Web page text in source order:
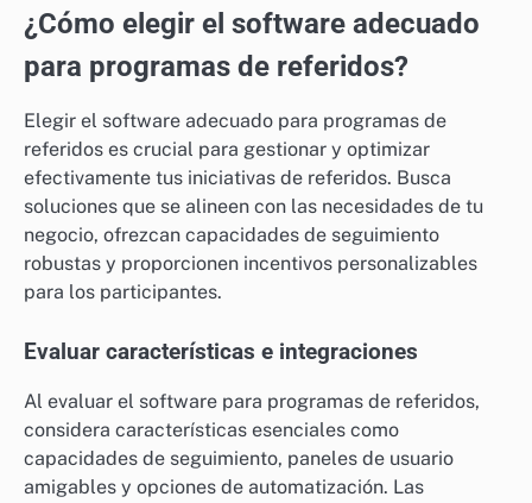
¿Cómo elegir el software adecuado
para programas de referidos?
Elegir el software adecuado para programas de
referidos es crucial para gestionar y optimizar
efectivamente tus iniciativas de referidos. Busca
soluciones que se alineen con las necesidades de tu
negocio, ofrezcan capacidades de seguimiento
robustas y proporcionen incentivos personalizables
para los participantes.
Evaluar características e integraciones
Al evaluar el software para programas de referidos,
considera características esenciales como
capacidades de seguimiento, paneles de usuario
amigables y opciones de automatización. Las